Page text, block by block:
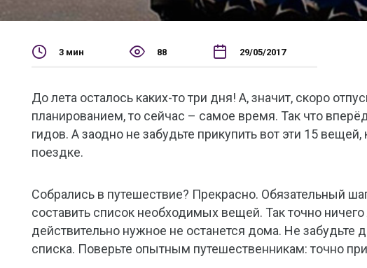
3 мин 88 29/05/2017
До лета осталось каких-то три дня! А, значит, скоро
планированием, то сейчас – самое время. Так что
гидов. А заодно не забудьте прикупить вот эти 15
поездке.
Собрались в путешествие? Прекрасно. Обязательный
составить список необходимых вещей. Так точно
действительно нужное не останется дома. Не забудьте
списка. Поверьте опытным путешественникам: точно